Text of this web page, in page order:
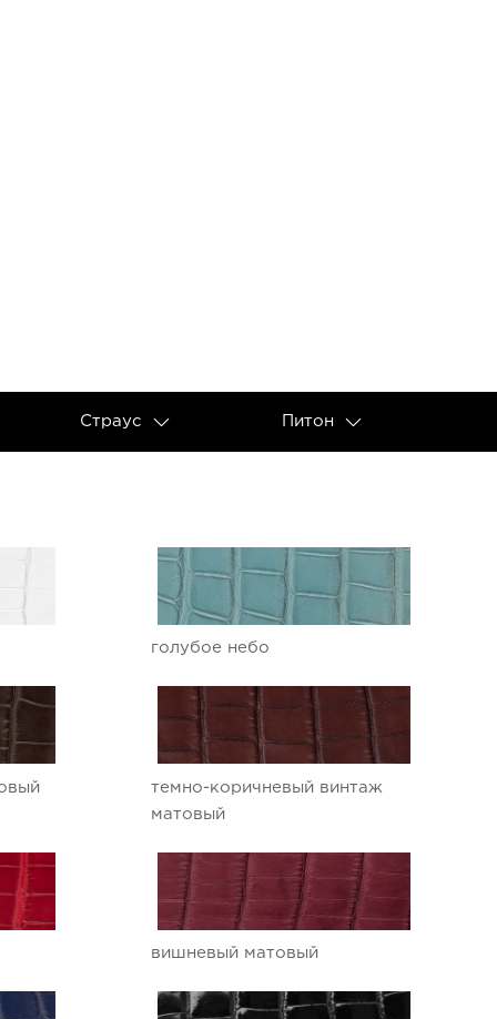
Страус Питон
голубое небо
темно-коричневый винтаж
матовый
вишневый матовый